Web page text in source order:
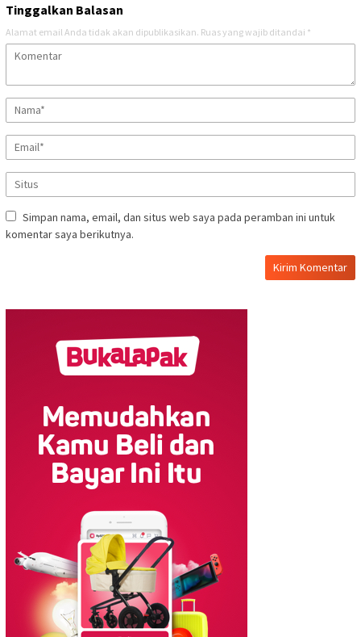
Tinggalkan Balasan
Alamat email Anda tidak akan dipublikasikan. Ruas yang wajib ditandai *
Simpan nama, email, dan situs web saya pada peramban ini untuk
komentar saya berikutnya.